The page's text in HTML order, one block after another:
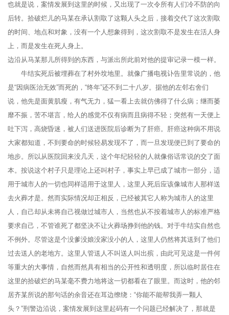
也就是说，案情发展到这里的时候，又出现了一次令所有人们冷不防的向
后转。拾破烂儿的马某在承认割取了这颗人头之后，接着交代了这次割取
的时间、地点和对象，没有一个人想象得到，这次割取不是发生在活人身
上，而是发生在死人身上。
边沿从马某那儿所得到的东西，与派出所此前对他的提审记录一模一样。
牛结实死后被埋葬在了村外坟地里。就像广播电视讣告里常说的，他
是“因病医治无效”而死的，“终年”还不到二十八岁。据他的左邻右舍们
说，他先是面黄肌瘦，有气无力，猛一看上去就仿佛得了什么病；继而萎
靡不振，苦不堪言，给人的感觉不仅有病而且病得不轻；突然有一天便上
吐下泻，高烧昏迷，被人们送进医院后诊断为了肝癌。肝癌这种病不用说
大家都知道，不到要命的时候轻易发现不了，而一旦发现便已到了要命的
地步。所以从医院回来没几天，这个年纪轻轻的人就像俗话常说的交了面
本。按说这个村子只是理论上还叫村子，事实上早已成了城市一部分，适
用于城市人的一切也同样适用于这里人，这里人死后应该像城市人那样送
去火葬才是。然而实际情况却正相反，已经被其它人称为城市人的这里
人，自己却从未将自己视做过城市人，当然也从不按着城市人的标准严格
要求自己，不管谁死了都坚决不让火葬场挣到他的钱。对于牛结实自然也
不例外。尽管这是个没爹没娘没家没小的人，这里人仍然将其送到了他们
过去送人的老地方。这里人管送人不叫送人叫出殡，由此可见这是一件何
等重大的大事情，自然而然具有相当的公开性和透明度，所以临时居住在
这里的拾破烂的马某毫不费力地将这一切都看在了眼里。而这时，他的邻
居齐某所说的那句话的余音还在耳边缭绕：“你能不能帮我弄一颗人
头？”刑警边沿说，案情发展到这里起码有一个问题已经解决了，那就是